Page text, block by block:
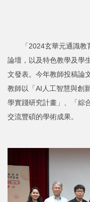
「2024玄華元通識教
論壇，以及特色教學及學
文發表。今年教師投稿論
教師以「AI人工智慧與創
學實踐研究計畫」、「綜
交流豐碩的學術成果。